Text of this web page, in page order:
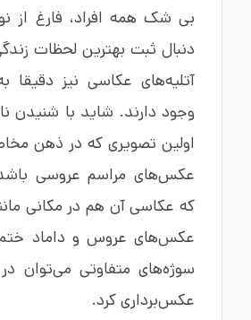
بی شک همه افراد، فارغ از
دنبال ثبت بهترین لحظات
آتلیه‌های عکاسی نیز دقیقا
وجود دارند. شاید با شنیدن
اولین تصویری که در ذهن
عکس‌های مراسم عروسی
که عکاسی آن هم در مکانی
عکس‌های عروس و داماد
سوژه‌های متفاوتی می‌توان
عکس‌برداری کرد.